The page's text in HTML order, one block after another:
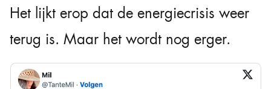
Het lijkt erop dat de energiecrisis weer
terug is. Maar het wordt nog erger.